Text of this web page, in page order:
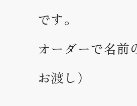
です。
オーダーで名前
お渡し）